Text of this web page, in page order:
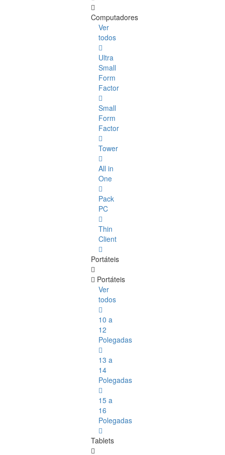
Computadores
Ver
todos
Ultra
Small
Form
Factor
Small
Form
Factor
Tower
All in
One
Pack
PC
Thin
Client
Portáteis
Portáteis
Ver
todos
10 a
12
Polegadas
13 a
14
Polegadas
15 a
16
Polegadas
Tablets